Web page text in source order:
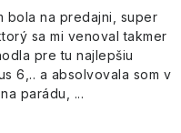
bola na predajni, super
sa mi venoval takmer
pre tu najlepšiu
6,.. a absolvovala som v
parádu, ...